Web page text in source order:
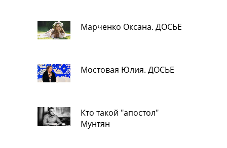
Марченко Оксана. ДОСЬЕ
Мостовая Юлия. ДОСЬЕ
Кто такой "апостол"
Мунтян